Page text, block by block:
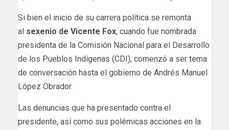
Si bien el inicio de su carrera política se remonta
al sexenio de Vicente Fox, cuando fue nombrada
presidenta de la Comisión Nacional para el Desarrollo
de los Pueblos Indígenas (CDI), comenzó a ser tema
de conversación hasta el gobierno de Andrés Manuel
López Obrador.
Las denuncias que ha presentado contra el
presidente, así como sus polémicas acciones en la